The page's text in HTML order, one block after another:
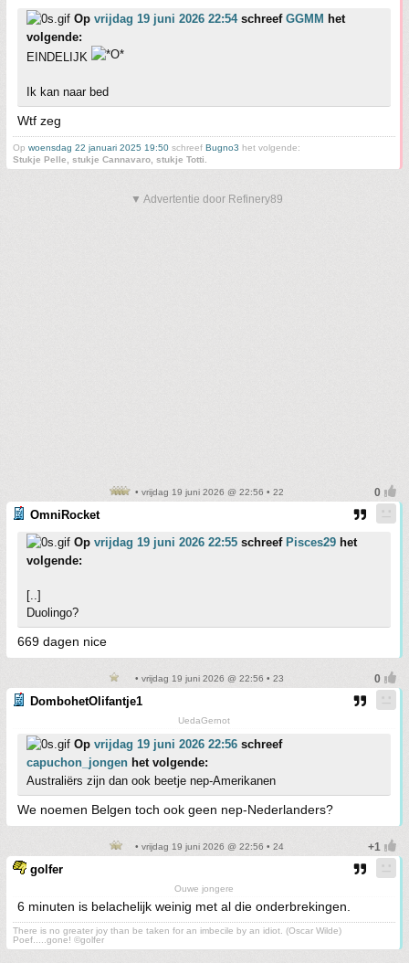
Op vrijdag 19 juni 2026 22:54schreef GGMM het
volgende:
EINDELIJK
Ik kan naar bed
Wtf zeg
Op woensdag 22 januari 2025 19:50 schreef Bugno3 het volgende:
Stukje Pelle, stukje Cannavaro, stukje Totti.
▼ Advertentie door Refinery89
• vrijdag 19 juni 2026 @ 22:56 • 22
OmniRocket
Op vrijdag 19 juni 2026 22:55 schreef Pisces29 het
volgende:
[..]
Duolingo?
669 dagen nice
• vrijdag 19 juni 2026 @ 22:56 • 23
DombohetOlifantje1
UedaGernot
Op vrijdag 19 juni 2026 22:56 schreef
capuchon_jongen het volgende:
Australiërs zijn dan ook beetje nep-Amerikanen
We noemen Belgen toch ook geen nep-Nederlanders?
• vrijdag 19 juni 2026 @ 22:56 • 24
golfer
Ouwe jongere
6 minuten is belachelijk weinig met al die onderbrekingen.
There is no greater joy than be taken for an imbecile by an idiot. (Oscar Wilde)
Poef.....gone! ©golfer